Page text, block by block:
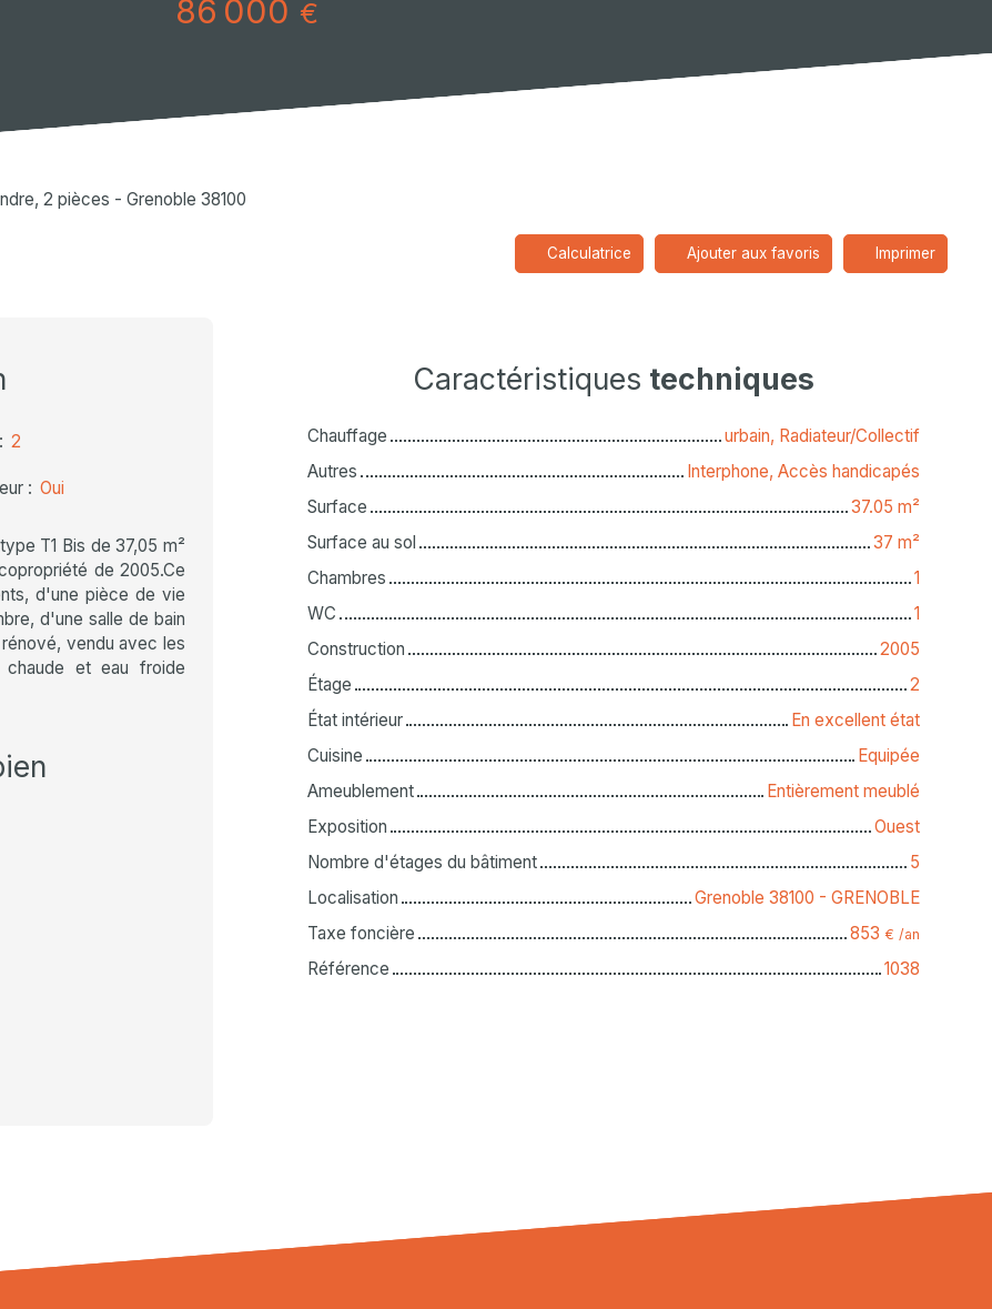
86 000 €
2 pièces - Grenoble 38100
Calculatrice Ajouter aux favoris Imprimer
: 2
: Oui
T1 Bis de 37,05 m²
de 2005.Ce
d'une pièce de vie
d'une salle de bain
vendu avec les
et eau froide
Caractéristiques techniques
Chauffage
urbain, Radiateur/Collectif
Autres
Interphone, Accès handicapés
Surface
37.05 m²
Surface au sol
37 m²
Chambres
1
WC
1
Construction
2005
Étage
2
État intérieur
En excellent état
Cuisine
Equipée
Ameublement
Entièrement meublé
Exposition
Ouest
Nombre d'étages du bâtiment
5
Localisation
Grenoble 38100 - GRENOBLE
Taxe foncière
853 € /an
Référence 1038